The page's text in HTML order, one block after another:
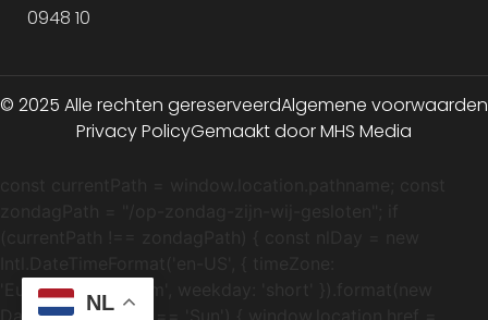
0948 10
© 2025 Alle rechten gereserveerdAlgemene voorwaarden
Privacy PolicyGemaakt door MHS Media
'Europe/Amsterdam', weekday: 'short' }).format(new
Date()); if (nlDay === 'Sun') { window.location.href =
NL